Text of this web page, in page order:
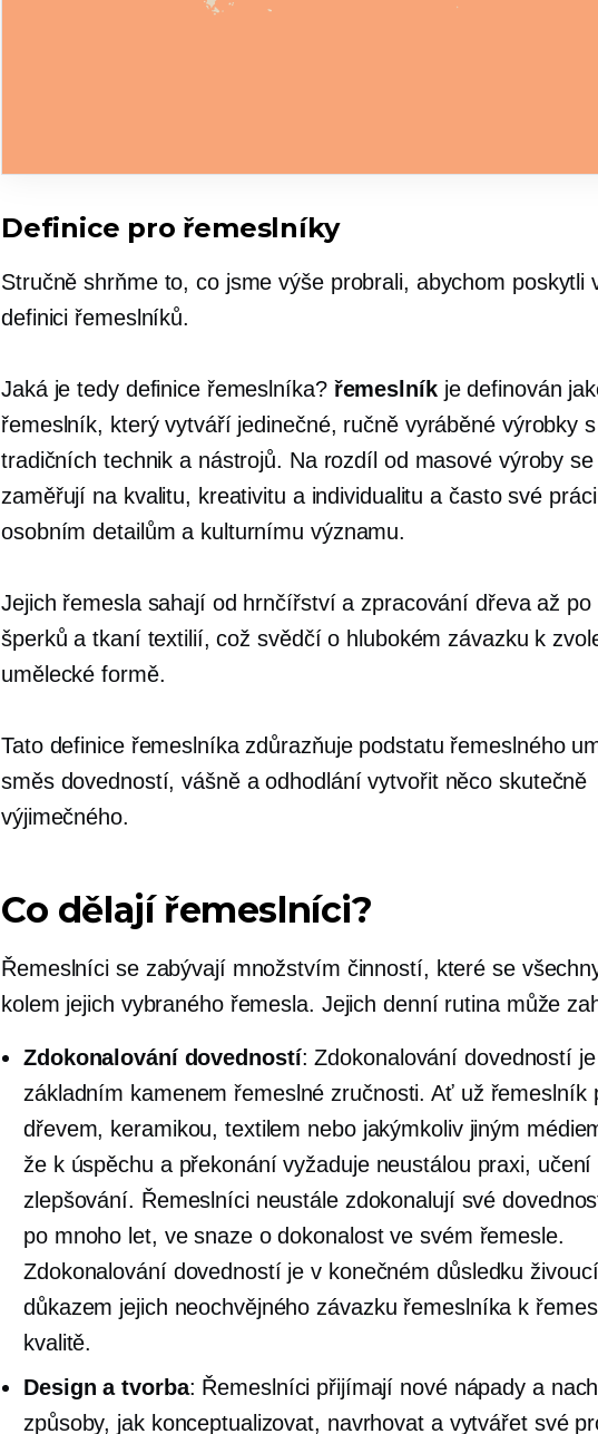
Definice pro řemeslníky
Stručně shrňme to, co jsme výše probrali, abychom poskytli
definici řemeslníků.
Jaká je tedy definice řemeslníka? řemeslníkje definován
řemeslník, který vytváří jedinečné, ručně vyráběné výrobky
tradičních technik a nástrojů. Na rozdíl od masové výroby se
zaměřují na kvalitu, kreativitu a individualitu a často své
osobním detailům a kulturnímu významu.
Jejich řemesla sahají od hrnčířství a zpracování dřeva až po
šperků a tkaní textilií, což svědčí o hlubokém závazku k
umělecké formě.
Tato definice řemeslníka zdůrazňuje podstatu řemeslného
směs dovedností, vášně a odhodlání vytvořit něco skutečně
výjimečného.
Co dělají řemeslníci?
Řemeslníci se zabývají množstvím činností, které se
kolem jejich vybraného řemesla. Jejich denní rutina může
Zdokonalování dovedností: Zdokonalování dovedností je
základním kamenem řemeslné zručnosti. Ať už řemeslník
dřevem, keramikou, textilem nebo jakýmkoliv jiným
že k úspěchu a překonání vyžaduje neustálou praxi, učení
zlepšování. Řemeslníci neustále zdokonalují své
po mnoho let, ve snaze o dokonalost ve svém řemesle.
Zdokonalování dovedností je v konečném důsledku
důkazem jejich neochvějného závazku řemeslníka k
kvalitě.
Design a tvorba: Řemeslníci přijímají nové nápady a
způsoby, jak konceptualizovat, navrhovat a vytvářet své